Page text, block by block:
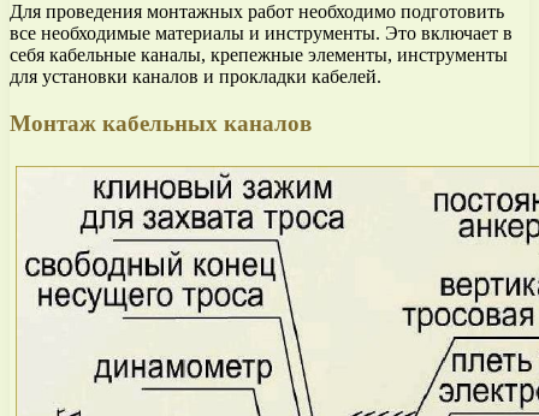
Для проведения монтажных работ необходимо подготовить
все необходимые материалы и инструменты. Это включает в
себя кабельные каналы, крепежные элементы, инструменты
для установки каналов и прокладки кабелей.
Монтаж кабельных каналов